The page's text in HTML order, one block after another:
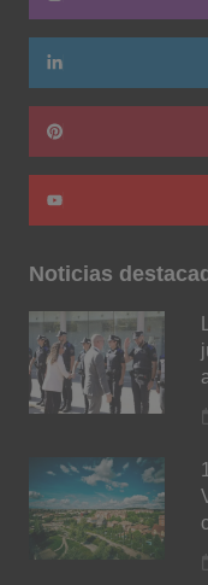
Noticias